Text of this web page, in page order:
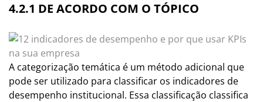
4.2.1 DE ACORDO COM O TÓPICO
A categorização temática é um método adicional que
pode ser utilizado para classificar os indicadores de
desempenho institucional. Essa classificação classifica